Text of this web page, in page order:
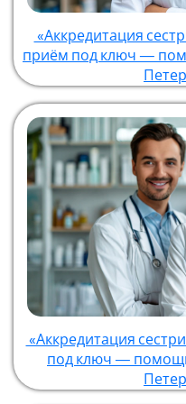
«Аккредитация
приём под ключ —
«Аккредитация
под ключ —